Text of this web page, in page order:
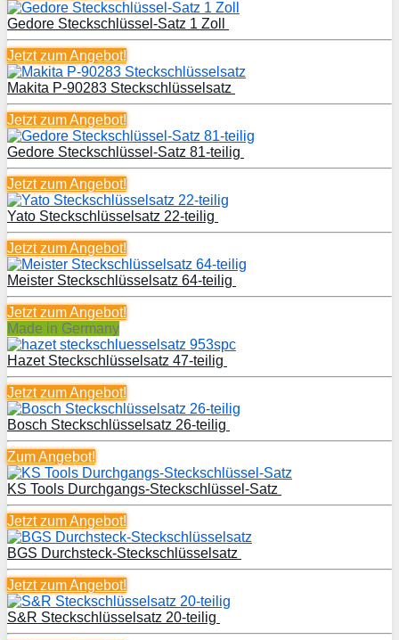
Gedore Steckschlüssel-Satz 1 Zoll
Jetzt zumAngebot!
Makita P-90283 Steckschlüsselsatz
Jetzt zumAngebot!
Gedore Steckschlüssel-Satz 81-teilig
Jetzt zumAngebot!
Yato Steckschlüsselsatz 22-teilig
Jetzt zumAngebot!
Meister Steckschlüsselsatz 64-teilig
Jetzt zumAngebot!
Made in Germany
Hazet Steckschlüsselsatz 47-teilig
Jetzt zumAngebot!
Bosch Steckschlüsselsatz 26-teilig
Zum Angebot!
KS Tools Durchgangs-Steckschlüssel-Satz
Jetzt zumAngebot!
BGS Durchsteck-Steckschlüsselsatz
Jetzt zumAngebot!
S&R Steckschlüsselsatz 20-teilig